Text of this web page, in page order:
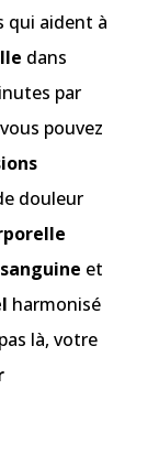
qui aident à
dans
par
pouvez
douleur
et
harmonisé
là, votre